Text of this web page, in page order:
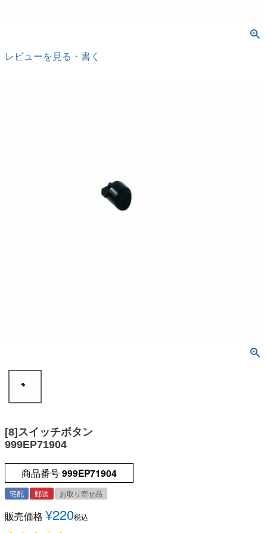
レビューを見る・書く
[8]スイッチボタン
999EP71904
商品番号999EP71904
宅配 郵送 お取り寄せ品
販売価格 ¥220税込